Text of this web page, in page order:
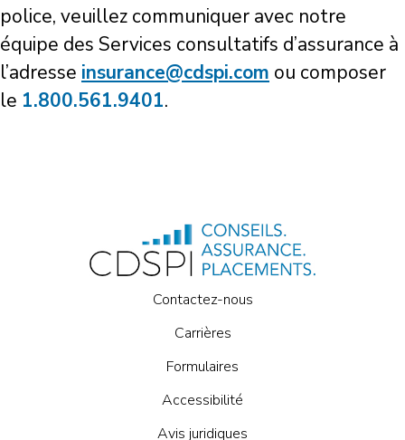
police, veuillez communiquer avec notre
équipe des Services consultatifs d’assurance à
l’adresse insurance@cdspi.com ou composer
le 1.800.561.9401.
Contactez-nous
Carrières
Formulaires
Accessibilité
Avis juridiques